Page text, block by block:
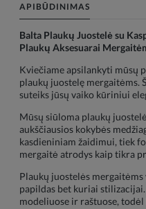
APIBŪDINIMAS
Balta Plaukų Juostelė su
Plaukų Aksesuarai
Kviečiame apsilankyti mūsų
plaukų juostelę mergaitėms.
suteiks jūsų vaiko kūriniui
Mūsų siūloma plaukų
aukščiausios kokybės
kasdieniniam žaidimui, tiek
mergaitė atrodys kaip tikra
Plaukų juostelės
papildas bet kuriai
modeliuose ir raštuose, todėl